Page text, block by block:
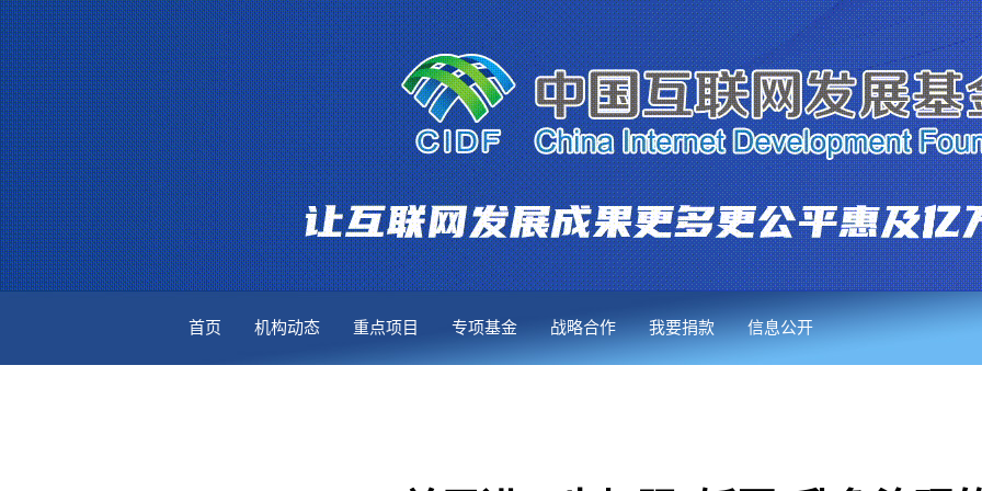
首页 机构动态 重点项目 专项基金 战略合作 我要捐款 信息公开